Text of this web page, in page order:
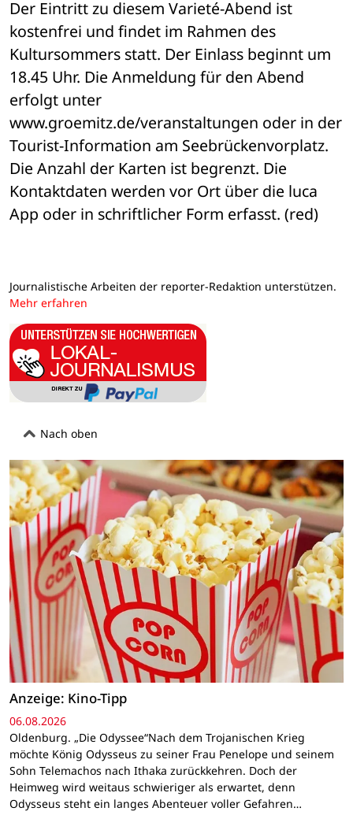
Der Eintritt zu diesem Varieté-Abend ist
kostenfrei und findet im Rahmen des
Kultursommers statt. Der Einlass beginnt um
18.45 Uhr. Die Anmeldung für den Abend
erfolgt unter
www.groemitz.de/veranstaltungen oder in der
Tourist-Information am Seebrückenvorplatz.
Die Anzahl der Karten ist begrenzt. Die
Kontaktdaten werden vor Ort über die luca
App oder in schriftlicher Form erfasst. (red)
Journalistische Arbeiten der reporter-Redaktion unterstützen.
Mehr erfahren
Nach oben
Anzeige: Kino-Tipp
06.08.2026
Oldenburg. „Die Odyssee“Nach dem Trojanischen Krieg
möchte König Odysseus zu seiner Frau Penelope und seinem
Sohn Telemachos nach Ithaka zurückkehren. Doch der
Heimweg wird weitaus schwieriger als erwartet, denn
Odysseus steht ein langes Abenteuer voller Gefahren…